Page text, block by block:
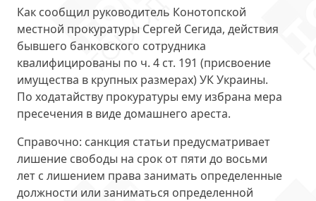
Как сообщил руководитель Конотопской
местной прокуратуры Сергей Сегида, действия
бывшего банковского сотрудника
квалифицированы по ч. 4 ст. 191 (присвоение
имущества в крупных размерах) УК Украины.
По ходатайству прокуратуры ему избрана мера
пресечения в виде домашнего ареста.
Справочно: санкция статьи предусматривает
лишение свободы на срок от пяти до восьми
лет с лишением права занимать определенные
должности или заниматься определенной